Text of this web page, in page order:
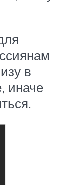
в
иначе